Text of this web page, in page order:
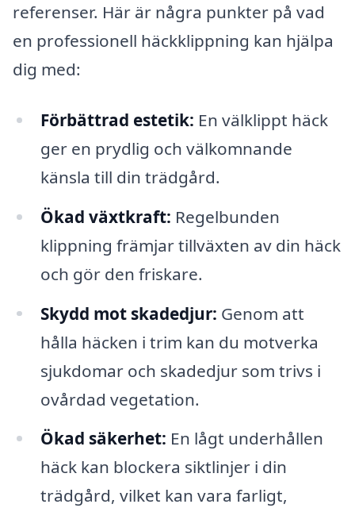
referenser. Här är några punkter på vad
en professionell häckklippning kan hjälpa
dig med:
Förbättrad estetik: En välklippt häck
ger en prydlig och välkomnande
känsla till din trädgård.
Ökad växtkraft: Regelbunden
klippning främjar tillväxten av din häck
och gör den friskare.
Skydd mot skadedjur: Genom att
hålla häcken i trim kan du motverka
sjukdomar och skadedjur som trivs i
ovårdad vegetation.
Ökad säkerhet: En lågt underhållen
häck kan blockera siktlinjer i din
trädgård, vilket kan vara farligt,